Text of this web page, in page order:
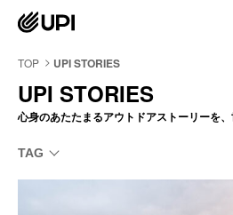
TOP UPI STORIES
UPI STORIES
心身のあたたまるアウトドアストーリーを
TAG